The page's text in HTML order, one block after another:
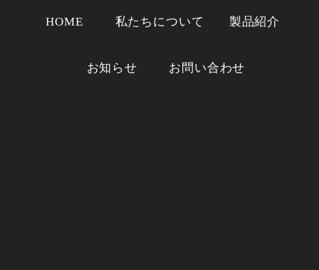
HOME 私たちについて 製品紹介
お知らせ お問い合わせ